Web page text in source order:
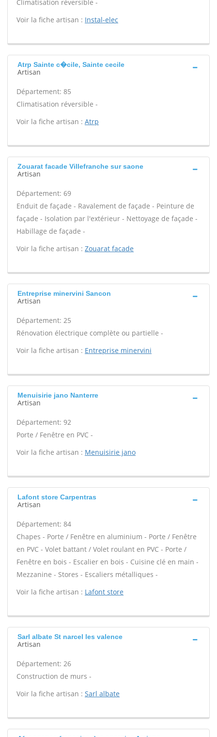
Climatisation réversible -
Voir la fiche artisan : Instal-elec
Atrp Sainte c�cile, Sainte cecile
Artisan
Département: 85
Climatisation réversible -
Voir la fiche artisan : Atrp
Zouarat facade Villefranche sur saone
Artisan
Département: 69
Enduit de façade - Ravalement de façade - Peinture de
façade - Isolation par l'extérieur - Nettoyage de façade -
Habillage de façade -
Voir la fiche artisan : Zouarat facade
Entreprise minervini Sancon
Artisan
Département: 25
Rénovation électrique complète ou partielle -
Voir la fiche artisan : Entreprise minervini
Menuisirie jano Nanterre
Artisan
Département: 92
Porte / Fenêtre en PVC -
Voir la fiche artisan : Menuisirie jano
Lafont store Carpentras
Artisan
Département: 84
Chapes - Porte / Fenêtre en aluminium - Porte / Fenêtre
en PVC - Volet battant / Volet roulant en PVC - Porte /
Fenêtre en bois - Escalier en bois - Cuisine clé en main -
Mezzanine - Stores - Escaliers métalliques -
Voir la fiche artisan : Lafont store
Sarl albate St narcel les valence
Artisan
Département: 26
Construction de murs -
Voir la fiche artisan : Sarl albate